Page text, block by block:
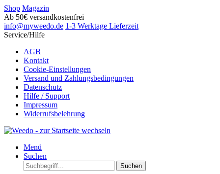
Shop Magazin
Ab 50€ versandkostenfrei
info@myweedo.de 1-3 Werktage Lieferzeit
Service/Hilfe
AGB
Kontakt
Cookie-Einstellungen
Versand und Zahlungsbedingungen
Datenschutz
Hilfe / Support
Impressum
Widerrufsbelehrung
Menü
Suchen
Suchen